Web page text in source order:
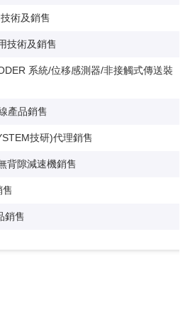
術及銷售
技術及銷售
系統/位移感測器/非接觸式傳送裝
產品銷售
技研)代理銷售
背隙減速機銷售
售
銷售